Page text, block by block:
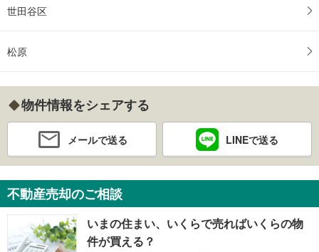
世田谷区
松原
物件情報をシェアする
メールで送る LINEで送る
不動産売却のご相談
いまの住まい、いくらで売ればいくらの物
件が買える？